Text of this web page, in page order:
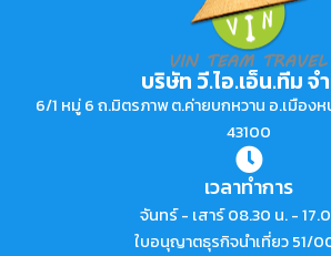
บริษัท วี.ไอ.เอ็น.ทีม จ
6/1 หมู่ 6 ถ.มิตรภาพ ต.ค่ายบกหวาน อ.เมือง
43100
เวลาทำการ
จันทร์ - เสาร์ 08.30 น. -
ใบอนุญาตธุรกิจนำเที่ยว 51/